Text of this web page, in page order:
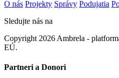
O nás Projekty Správy Podujatia
Sledujte nás na
Copyright 2026 Ambrela -
EÚ.
Partneri a Donori